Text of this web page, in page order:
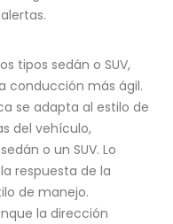
tipos sedán o SUV,
conducción más ágil.
se adapta al estilo de
del vehículo,
o un SUV. Lo
respuesta de la
de manejo.
la dirección